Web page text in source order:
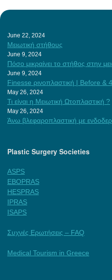
June 22, 2024
Μειωτική στήθους
June 9, 2024
Πόσο μικραίνει το στήθος στην
June 9, 2024
Finesse ρινοπλαστική | Before &
May 26, 2024
Τι είναι η Μειωτική Ωτοπλαστική ?
May 26, 2024
Άνω βλεφαροπλαστική με
Plastic Surgery Societies
ASPS
EBOPRAS
HESPRAS
IPRAS
ISAPS
Συχνές Ερωτήσεις – FAQ
Medical Tourism in Greece